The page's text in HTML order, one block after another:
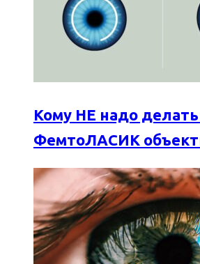
Кому НЕ надо делать
ФемтоЛАСИК